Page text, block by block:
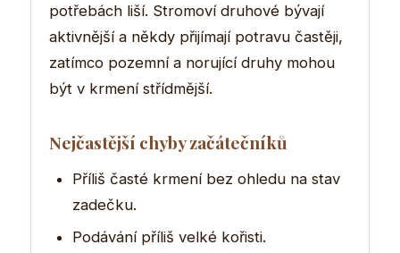
potřebách liší. Stromoví druhové bývají
aktivnější a někdy přijímají potravu častěji,
zatímco pozemní a norující druhy mohou
být v krmení střídmější.
Nejčastější chyby začátečníků
Příliš časté krmení bez ohledu na stav
zadečku.
Podávání příliš velké kořisti.